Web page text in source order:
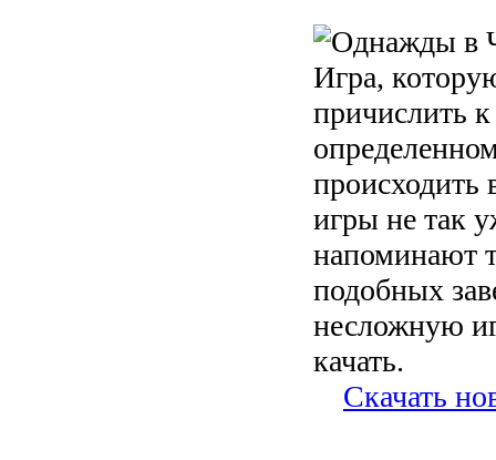
Игра,
причислить
происходить
игры не так
напоминают
подобных
несложную
качать.
Скачать